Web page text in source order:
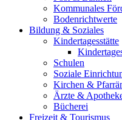
Kommunales
Bodenrichtwerte
Bildung & Soziales
Kindertagesstätte
Schulen
Soziale
Kirchen &
Ärzte &
Bücherei
Freizeit & Tourismus